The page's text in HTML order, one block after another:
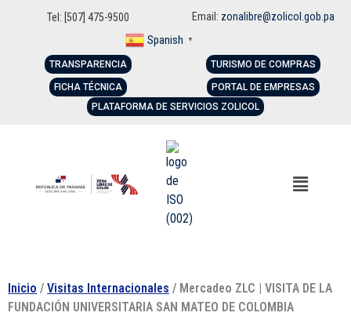
Tel: [507] 475-9500 Email: zonalibre@zolicol.gob.pa
Spanish ▼
TRANSPARENCIA
FICHA TÉCNICA
TURISMO DE COMPRAS
PORTAL DE EMPRESAS
PLATAFORMA DE SERVICIOS ZOLICOL
Inicio / Visitas Internacionales / Mercadeo ZLC | VISITA DE LA
FUNDACIÓN UNIVERSITARIA SAN MATEO DE COLOMBIA